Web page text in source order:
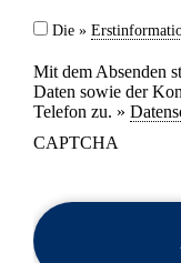
Die »
Mit dem Absenden
Daten sowie der
Telefon zu. »
CAPTCHA